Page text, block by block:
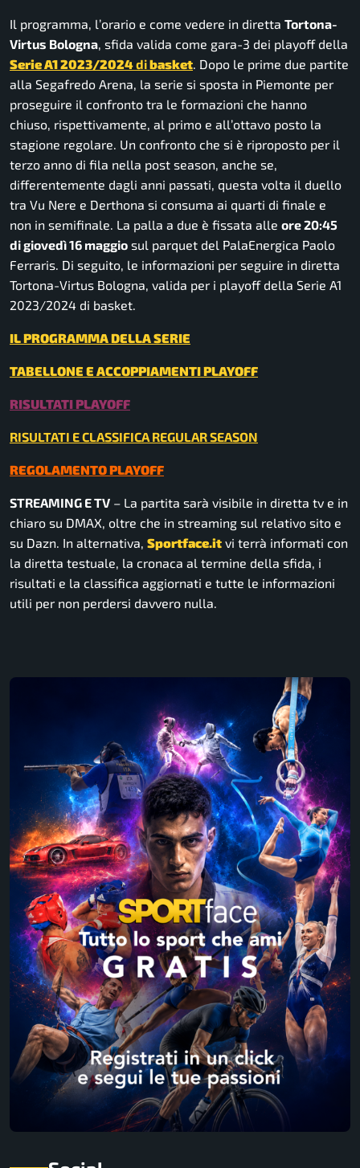
Il programma, l’orario e come vedere in diretta Tortona-
Virtus Bologna, sfida valida come gara-3 dei playoff della
Serie A1 2023/2024dibasket. Dopo le prime due partite
alla Segafredo Arena, la serie si sposta in Piemonte per
proseguire il confronto tra le formazioni che hanno
chiuso, rispettivamente, al primo e all’ottavo posto la
stagione regolare. Un confronto che si è riproposto per il
terzo anno di fila nella post season, anche se,
differentemente dagli anni passati, questa volta il duello
tra Vu Nere e Derthona si consuma ai quarti di finale e
non in semifinale. La palla a due è fissata alle ore 20:45
di giovedì 16 maggio sul parquet del PalaEnergica Paolo
Ferraris. Di seguito, le informazioni per seguire in diretta
Tortona-Virtus Bologna, valida per i playoff della Serie A1
2023/2024 di basket.
IL PROGRAMMA DELLA SERIE
TABELLONE E ACCOPPIAMENTI PLAYOFF
RISULTATI PLAYOFF
RISULTATI E CLASSIFICA REGULAR SEASON
REGOLAMENTO PLAYOFF
STREAMING E TV – La partita sarà visibile in diretta tv e in
chiaro su DMAX, oltre che in streaming sul relativo sito e
su Dazn. In alternativa, Sportface.it vi terrà informati con
la diretta testuale, la cronaca al termine della sfida, i
risultati e la classifica aggiornati e tutte le informazioni
utili per non perdersi davvero nulla.